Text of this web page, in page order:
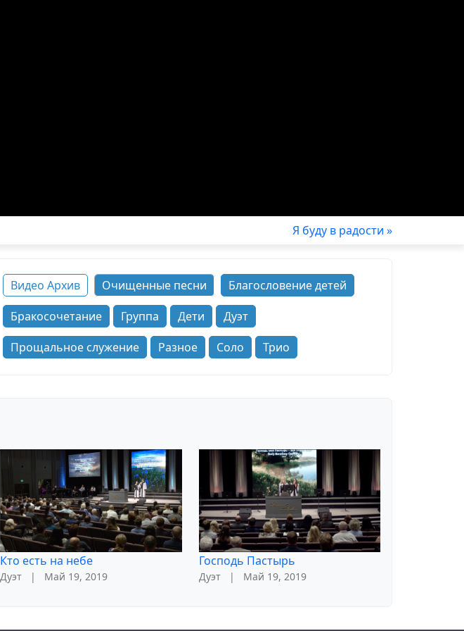
Я буду в радости »
Видео Архив Очищенные песни
Благословение детей
Бракосочетание
Группа Дети
Дуэт
Прощальное служение
Разное Соло Трио
Кто есть на небе
Дуэт | Май 19, 2019
Господь Пастырь
Дуэт| Май 19, 2019